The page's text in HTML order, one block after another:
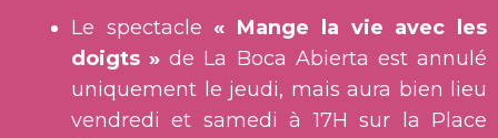
Le spectacle« Mange la vie avec les
doigts » de La Boca Abierta est annulé
uniquement le jeudi, mais aura bien lieu
vendredi et samedi à 17H sur la Place